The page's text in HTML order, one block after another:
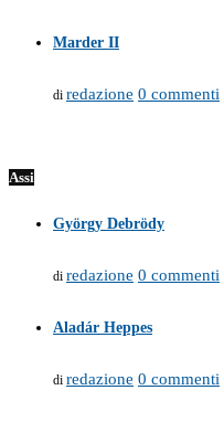
Marder II
di redazione 0 commenti
Assi
György Debrödy
di redazione 0 commenti
Aladár Heppes
di redazione 0 commenti